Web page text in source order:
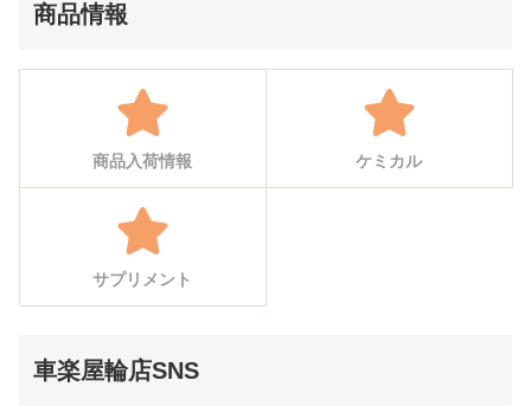
商品情報
商品入荷情報 ケミカル
サプリメント
車楽屋輪店SNS